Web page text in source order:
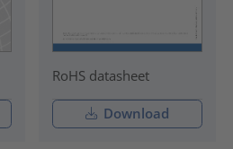
RoHS datasheet
Download